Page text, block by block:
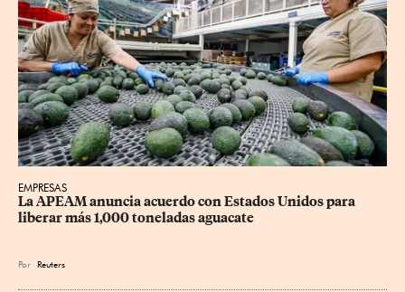
EMPRESAS
La APEAM anuncia acuerdo con Estados Unidos para
liberar más 1,000 toneladas aguacate
Por Reuters